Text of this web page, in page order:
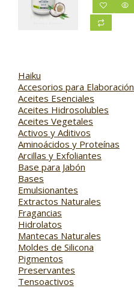
Haiku
Accesorios para Elaboración
Aceites Esenciales
Aceites Hidrosolubles
Aceites Vegetales
Activos y Aditivos
Aminoácidos y Proteínas
Arcillas y Exfoliantes
Base para Jabón
Bases
Emulsionantes
Extractos Naturales
Fragancias
Hidrolatos
Mantecas Naturales
Moldes de Silicona
Pigmentos
Preservantes
Tensoactivos